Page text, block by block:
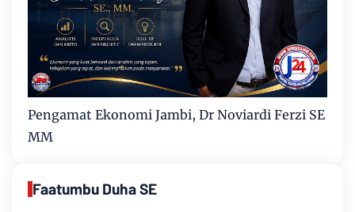
Pengamat Ekonomi Jambi, Dr Noviardi Ferzi SE
MM
Faatumbu Duha SE